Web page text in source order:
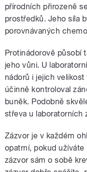
přírodních přirozeně
prostředků. Jeho síla
porovnávaných
Protinádorově působí
jeho vůni. U
nádorů i jejich velikost
účinně kontroloval
buněk. Podobně
střeva u laboratorních
Zázvor je v každém
opatrní, pokud
zázvor sám o sobě